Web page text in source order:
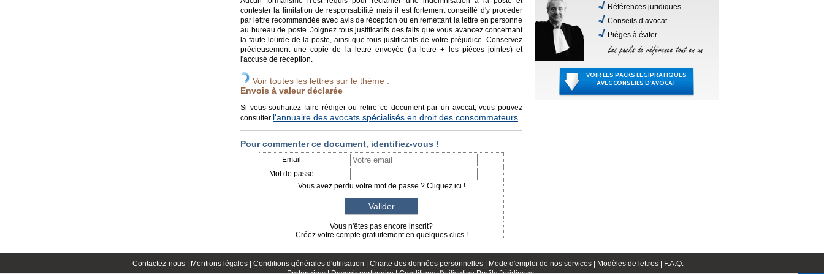
contester la limitation de responsabilité mais il est fortement conseillé d'y procéder
par lettre recommandée avec avis de réception ou en remettant la lettre en personne
au bureau de poste. Joignez tous justificatifs des faits que vous avancez concernant
la faute lourde de la poste, ainsi que tous justificatifs de votre préjudice. Conservez
précieusement une copie de la lettre envoyée (la lettre + les pièces jointes) et
l'accusé de réception.
Voir toutes les lettres sur le thème :
Envois à valeur déclarée
Si vous souhaitez faire rédiger ou relire ce document par un avocat, vous pouvez
consulter l'annuaire des avocats spécialisés en droit des consommateurs.
Pour commenter ce document, identifiez-vous !
Email
Mot de passe
Vous avez perdu votre mot de passe ? Cliquez ici !
Vous n'êtes pas encore inscrit?
Créez votre compte gratuitement en quelques clics !
Références juridiques
Conseils d’avocat
Pièges à éviter
VOIR LES PACKS LÉGIPRATIQUES
AVEC CONSEILS D'AVOCAT
Contactez-nous | Mentions légales | Conditions générales d'utilisation | Charte des données personnelles | Mode d'emploi de nos services | Modèles de lettres |
F.A.Q.